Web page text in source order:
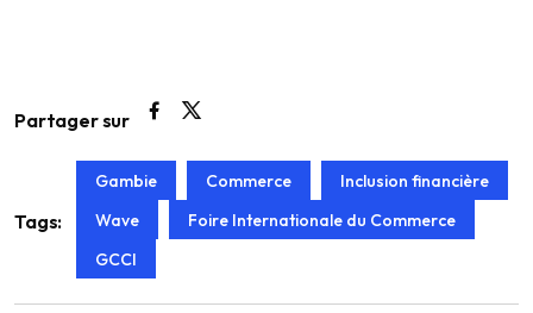
Partager sur
Tags:
Gambie Commerce
Inclusion financière
Wave
Foire Internationale du Commerce
GCCI